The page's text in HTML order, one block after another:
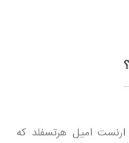
فردی به نام ارنست امیل هرتسفلد که